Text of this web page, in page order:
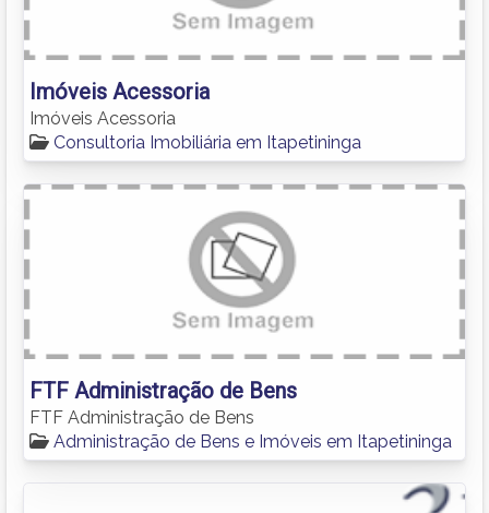
Imóveis Acessoria
Imóveis Acessoria
Consultoria Imobiliária em Itapetininga
FTF Administração de Bens
FTF Administração de Bens
Administração de Bens e Imóveis em Itapetininga